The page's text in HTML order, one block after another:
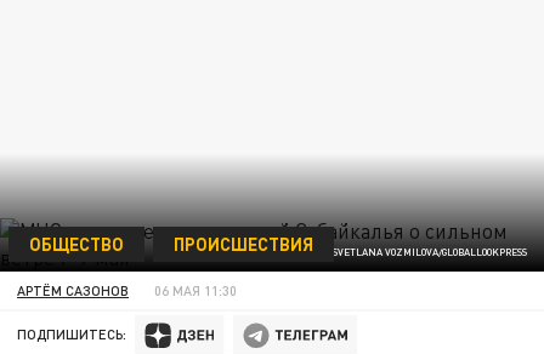
SVETLANA VOZMILOVA/GLOBALLOOKPRESS
ОБЩЕСТВО ПРОИСШЕСТВИЯ
АРТЁМ САЗОНОВ 06 МАЯ 11:30
ПОДПИШИТЕСЬ: